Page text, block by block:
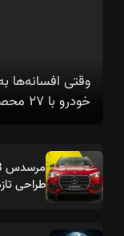
وقتی افسانه‌ها
خودرو با ۲۷ محصول در سال ۲۰۲۶
طراحی